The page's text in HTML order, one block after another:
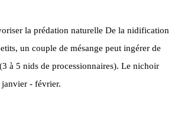
la prédation naturelle De la nidification
un couple de mésange peut ingérer de
à 5 nids de processionnaires). Le nichoir
- février.